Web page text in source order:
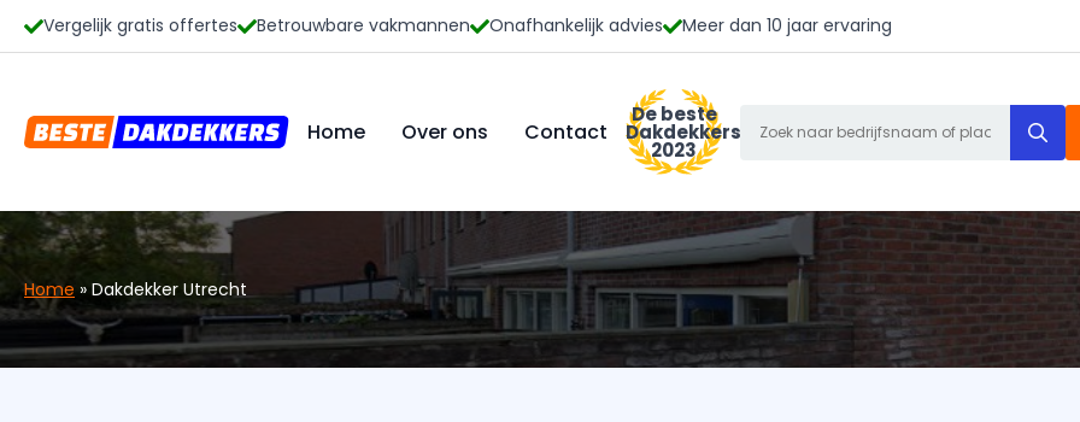
Vergelijk gratis offertes Betrouwbare vakmannen Onafhankelijk advies Meer dan 10 jaar ervaring
Home Over ons Contact
De beste
Dakdekkers
2023
Home » Dakdekker Utrecht